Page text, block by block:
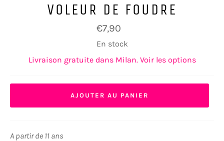
VOLEUR DE FOUDRE
Prix
régulier
€7,90
En stock
Livraison gratuite dans Milan. Voir les options
AJOUTER AU PANIER
A partir de 11 ans